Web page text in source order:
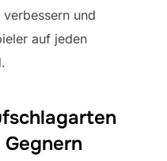
und
auf jeden